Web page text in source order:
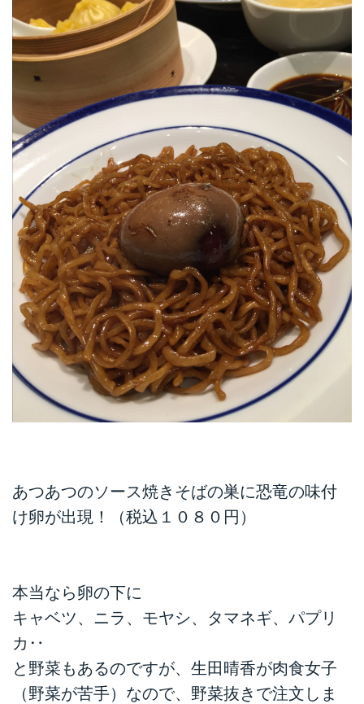
あつあつのソース焼きそばの巣に恐竜の味付
け卵が出現！（税込１０８０円）
本当なら卵の下に
キャベツ、ニラ、モヤシ、タマネギ、パプリ
カ‥
と野菜もあるのですが、生田晴香が肉食女子
（野菜が苦手）なので、野菜抜きで注文しま